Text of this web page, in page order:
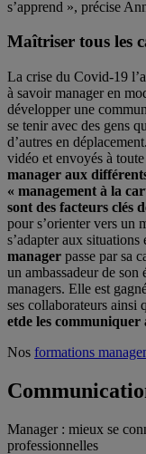
s’apprend », précise
Maîtriser tous les
La crise du Covid-19
à savoir manager en
développer une
se tenir avec des gens
d’autres en
vidéo et envoyés à toute
manager aux
« management à la
sont des facteurs clés
pour s’orienter vers un
s’adapter aux situations
manager passe par sa
un ambassadeur de son
managers. Elle est
ses collaborateurs ainsi
etde les communiquer
Nos formations
Manager : mieux se
professionnelles